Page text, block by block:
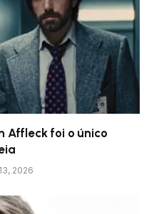
Affleck foi o único
2026